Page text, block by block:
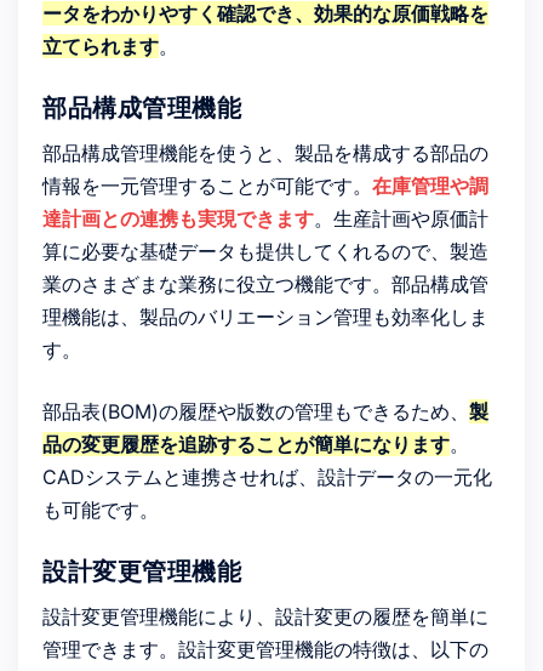
ータをわかりやすく確認でき、効果的な原価戦略を
立てられます。
部品構成管理機能
部品構成管理機能を使うと、製品を構成する部品の
情報を一元管理することが可能です。 在庫管理や調
達計画との連携も実現できます。生産計画や原価計
算に必要な基礎データも提供してくれるので、製造
業のさまざまな業務に役立つ機能です。部品構成管
理機能は、製品のバリエーション管理も効率化しま
す。
部品表(BOM)の履歴や版数の管理もできるため、 製
品の変更履歴を追跡することが簡単になります。
CADシステムと連携させれば、設計データの一元化
も可能です。
設計変更管理機能
設計変更管理機能により、設計変更の履歴を簡単に
管理できます。設計変更管理機能の特徴は、以下の